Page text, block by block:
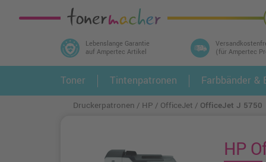
Lebenslange Garantie
auf Ampertec Artikel
(für Ampertec
In 3 einfachen Schritten ihr Druckermodell
und alle dazu passenden Artikel finden ➤ 1.
Toner Tintenpatronen Farbbänder &
Druckerpatronen HP OfficeJet OfficeJet J 5750
HP